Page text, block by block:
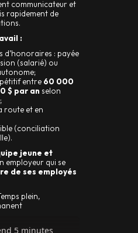
communicateur et
rapidement de
:
d’honoraires : payée
(salarié) ou
entre 60 000
$ par an selon
route et en
(conciliation
jeune et
employeur qui se
de ses employés
plein,